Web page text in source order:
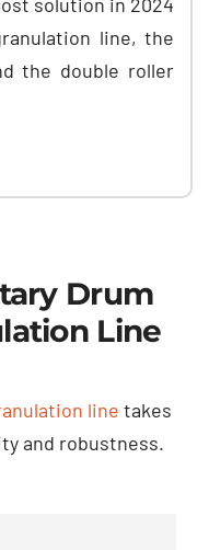
line, the
the double roller
Drum
Line
line takes
and robustness.